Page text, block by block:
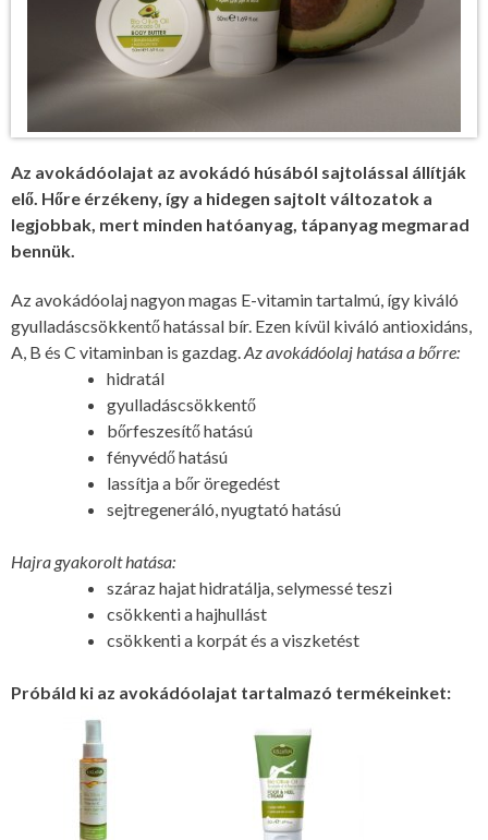
Az avokádóolajat az avokádó húsából sajtolással állítják
elő. Hőre érzékeny, így a hidegen sajtolt változatok a
legjobbak, mert minden hatóanyag, tápanyag megmarad
bennük.
Az avokádóolaj nagyon magas E-vitamin tartalmú, így kiváló
gyulladáscsökkentő hatással bír. Ezen kívül kiváló antioxidáns,
A, B és C vitaminban is gazdag. Az avokádóolaj hatása a bőrre:
hidratál
gyulladáscsökkentő
bőrfeszesítő hatású
fényvédő hatású
lassítja a bőr öregedést
sejtregeneráló, nyugtató hatású
Hajra gyakorolt hatása:
száraz hajat hidratálja, selymessé teszi
csökkenti a hajhullást
csökkenti a korpát és a viszketést
Próbáld ki az avokádóolajat tartalmazó termékeinket: